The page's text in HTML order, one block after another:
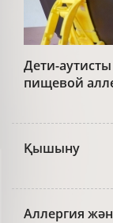
Дети-
пищевой
Қышыну
​​​​​​​Аллергия